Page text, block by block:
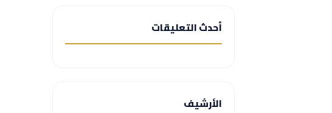
أحدث التعليقات
الأرشيف